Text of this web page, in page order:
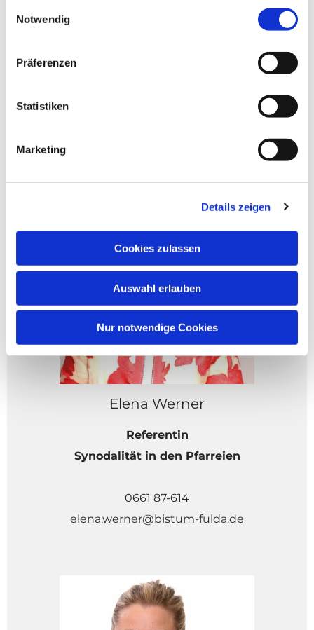
Notwendig
Präferenzen
Statistiken
Marketing
Details zeigen
Cookies zulassen
Auswahl erlauben
Nur notwendige Cookies
Abteilung Kirchliches Leben
Elena Werner
Referentin
Synodalität in den Pfarreien
0661 87-614
elena.werner@bistum-fulda.de